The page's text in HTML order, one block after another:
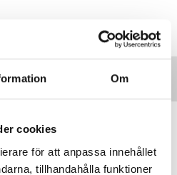
Om
cookies
för att anpassa innehållet
tillhandahålla funktioner
band
var under över